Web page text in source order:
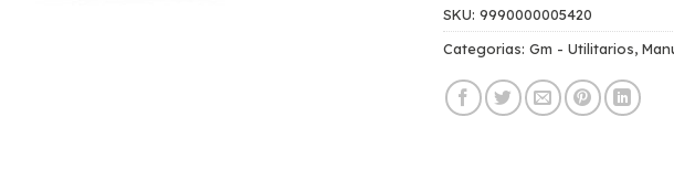
SKU: 9990000005420
Categorias: Gm - Utilitarios,